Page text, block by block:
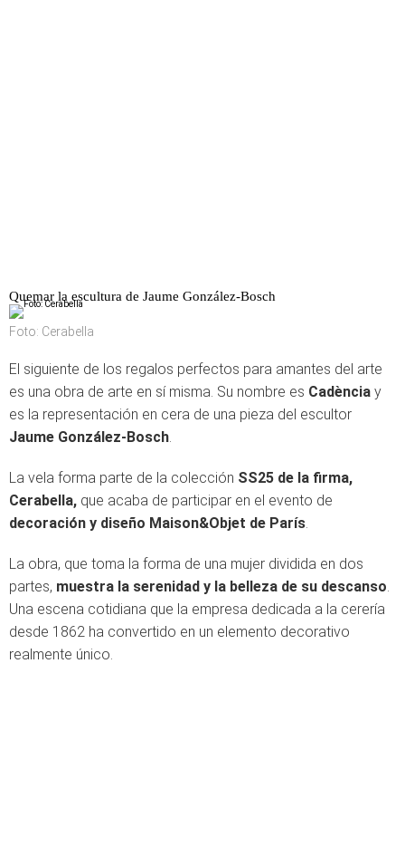
Quemar la escultura de Jaume González-Bosch
Foto: Cerabella
El siguiente de los regalos perfectos para amantes del arte
es una obra de arte en sí misma. Su nombre es Cadència y
es la representación en cera de una pieza del escultor
Jaume González-Bosch.
La vela forma parte de la colección SS25 de la firma,
Cerabella, que acaba de participar en el evento de
decoración y diseño Maison&Objet de París.
La obra, que toma la forma de una mujer dividida en dos
partes, muestra la serenidad y la belleza de su descanso.
Una escena cotidiana que la empresa dedicada a la cerería
desde 1862 ha convertido en un elemento decorativo
realmente único.